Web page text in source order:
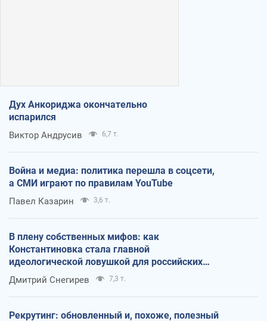
Дух Анкориджа окончательно
испарился
Виктор Андрусив 6,7 т.
Война и медиа: политика перешла в соцсети,
а СМИ играют по правилам YouTube
Павел Казарин 3,6 т.
В плену собственных мифов: как
Константиновка стала главной
идеологической ловушкой для российских
оккупантов
Дмитрий Снегирев 7,3 т.
Рекрутинг: обновленный и, похоже, полезный